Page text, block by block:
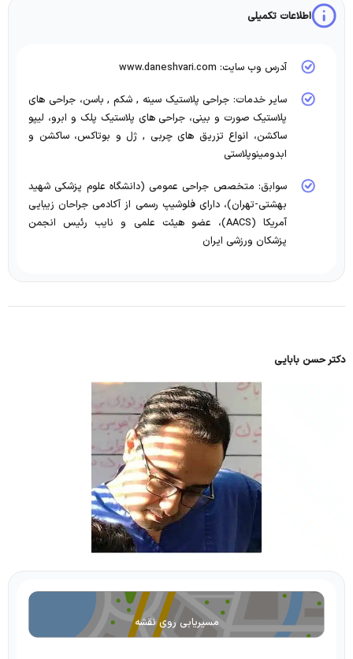
اطلاعات تکمیلی
آدرس وب سایت: www.daneshvari.com
سایر خدمات: جراحی پلاستیک سینه , شکم , باسن، جراحی های
پلاستیک صورت و بینی، جراحی های پلاستیک پلک و ابرو، لیپو
ساکشن، انواع تزریق های چربی , ژل و بوتاکس، ساکشن و
ابدومینوپلاستی
سوابق: متخصص جراحی عمومی (دانشگاه علوم پزشکی شهید
بهشتی-تهران)، دارای فلوشیپ رسمی از آکادمی جراحان زیبایی
آمریکا (AACS)، عضو هیئت علمی و نایب رئیس انجمن
پزشکان ورزشی ایران
دکتر حسن بابایی
مسیریابی روی نقشه